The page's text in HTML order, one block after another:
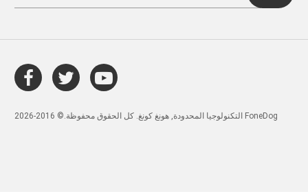
التكنولوجيا المحدودة, هونغ كونغ. كل الحقوق محفوظة.© 2016-2026 FoneDog